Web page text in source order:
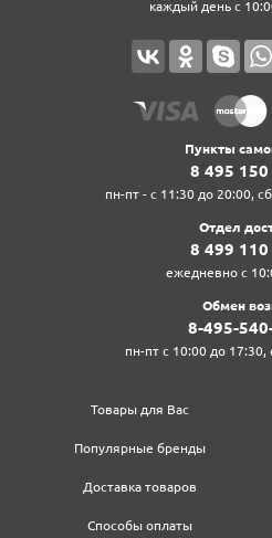
каждый день с
Пункты
8‍ 4‍9‍5‍ 1‍5‍0‍
пн-пт - с 11:30 до 20:00,
Отдел
8‍ 4‍9‍9‍ 1‍1‍0‍
ежедневно с
Обмен
8‍-4‍9‍5‍-
пн-пт с 10:00 до
Товары для Вас
Популярные бренды
Доставка товаров
Способы оплаты